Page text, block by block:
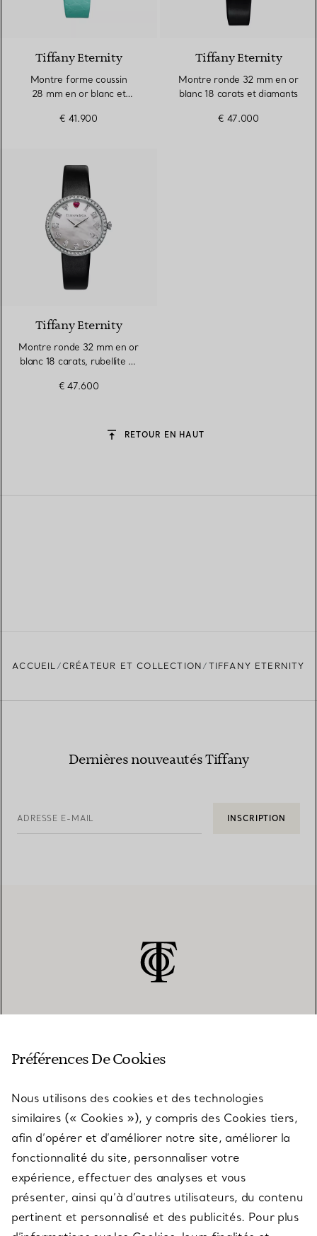
2 Matériaux
Tiffany Eternity
Montre forme coussin
28 mm en or blanc et
€ 41.900
Tiffany Eternity
Montre ronde 32 mm en or
blanc 18 carats et diamants
€ 47.000
Tiffany Eternity
Montre ronde 32 mm en or
blanc 18 carats, rubellite et
€ 47.600
RETOUR EN HAUT
ACCUEIL CRÉATEUR ET COLLECTION TIFFANY ETERNITY
Dernières nouveautés Tiffany
ADRESSE E-MAIL INSCRIPTION
SERVICES
À PROPOS
QUESTIONS LÉGALES
Préférences De Cookies
Nous utilisons des cookies et des technologies
similaires (« Cookies »), y compris des Cookies tiers,
afin d’opérer et d’améliorer notre site, améliorer la
fonctionnalité du site, personnaliser votre
expérience, effectuer des analyses et vous
présenter, ainsi qu’à d’autres utilisateurs, du contenu
pertinent et personnalisé et des publicités. Pour plus